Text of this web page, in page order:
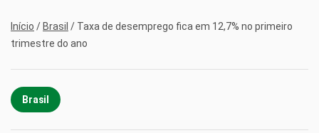
Início / Brasil / Taxa de desemprego fica em 12,7% no primeiro
trimestre do ano
Brasil